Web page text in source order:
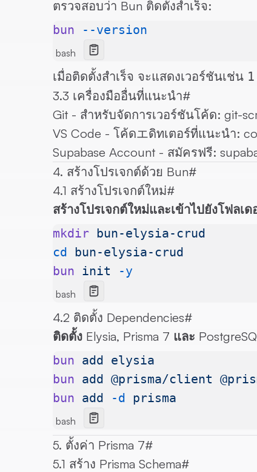
ตรวจสอบว่า Bun ติดตั้งสำเร็จ:
bun --version
bash
เมื่อติดตั้งสำเร็จ จะแสดงเวอร์ชันเช่น
3.3 เครื่องมืออื่นที่แนะนำ#
Git - สำหรับจัดการเวอร์ชันโค้ด: git-
VS Code - โค้ดエดิทเตอร์ที่แนะนำ:
Supabase Account - สมัครฟรี:
4. สร้างโปรเจกต์ด้วย Bun#
4.1 สร้างโปรเจกต์ใหม่#
สร้างโปรเจกต์ใหม่และเข้าไปยังโฟลเด
mkdir bun-elysia-crud
cd bun-elysia-crud
bun init -y
bash
4.2 ติดตั้ง Dependencies#
ติดตั้ง Elysia, Prisma 7 และ
bun add elysia
bun add @prisma/client
bun add -d prisma
bash
5. ตั้งค่า Prisma 7#
5.1 สร้าง Prisma Schema#